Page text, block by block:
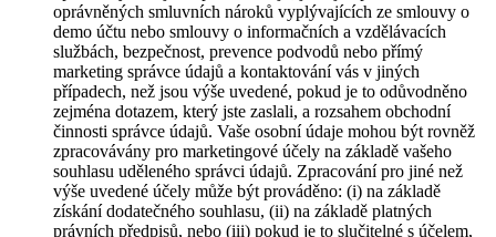
oprávněných smluvních nároků vyplývajících ze smlouvy o
demo účtu nebo smlouvy o informačních a vzdělávacích
službách, bezpečnost, prevence podvodů nebo přímý
marketing správce údajů a kontaktování vás v jiných
případech, než jsou výše uvedené, pokud je to odůvodněno
zejména dotazem, který jste zaslali, a rozsahem obchodní
činnosti správce údajů. Vaše osobní údaje mohou být rovněž
zpracovávány pro marketingové účely na základě vašeho
souhlasu uděleného správci údajů. Zpracování pro jiné než
výše uvedené účely může být prováděno: (i) na základě
získání dodatečného souhlasu, (ii) na základě platných
právních předpisů, nebo (iii) pokud je to slučitelné s účelem,